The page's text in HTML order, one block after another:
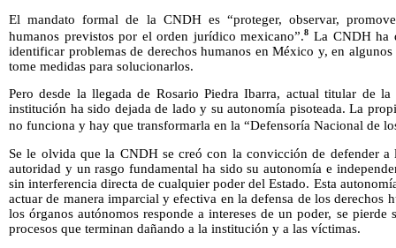
El mandato formal de la CNDH es “proteger, observar,
humanos previstos por el orden jurídico mexicano”.8 La CNDH ha
identificar problemas de derechos humanos en México y, en
tome medidas para solucionarlos.
Pero desde la llegada de Rosario Piedra Ibarra, actual titular de
institución ha sido dejada de lado y su autonomía pisoteada. La
no funciona y hay que transformarla en la “Defensoría Nacional de
Se le olvida que la CNDH se creó con la convicción de defender a
autoridad y un rasgo fundamental ha sido su autonomía e
sin interferencia directa de cualquier poder del Estado. Esta
actuar de manera imparcial y efectiva en la defensa de los derechos
los órganos autónomos responde a intereses de un poder, se
procesos que terminan dañando a la institución y a las víctimas.